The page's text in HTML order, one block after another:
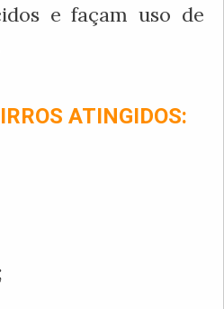
e façam uso de
ATINGIDOS: